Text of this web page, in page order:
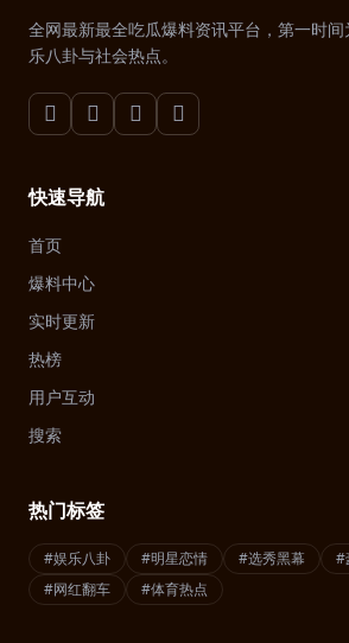
全网最新最全吃瓜爆料资讯平台，第一时
乐八卦与社会热点。
快速导航
首页
爆料中心
实时更新
热榜
用户互动
搜索
热门标签
#娱乐八卦 #明星恋情 #选秀黑幕
#
#网红翻车
#体育热点